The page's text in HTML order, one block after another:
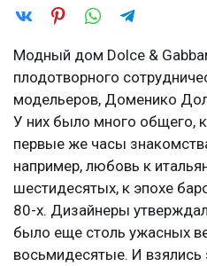
Модный дом Dolce &
плодотворного
модельеров, Доменико
У них было много общего,
первые же часы
например, любовь к
шестидесятых, к эпохе
80-х. Дизайнеры
было еще столь ужасных
восьмидесятые. И взялись